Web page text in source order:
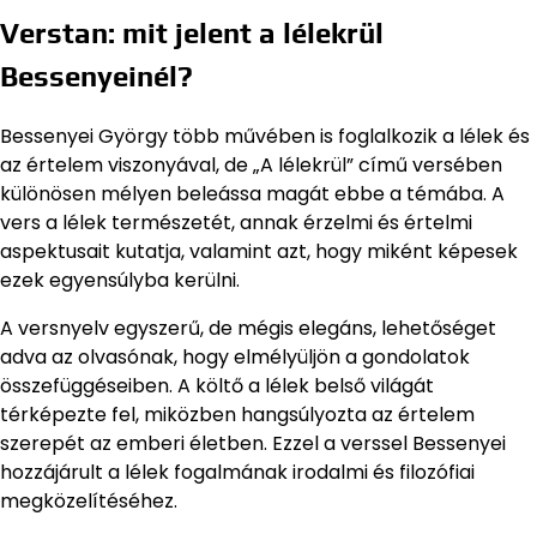
Verstan: mit jelent a lélekrül
Bessenyeinél?
Bessenyei György több művében is foglalkozik a lélek és
az értelem viszonyával, de „A lélekrül” című versében
különösen mélyen beleássa magát ebbe a témába. A
vers a lélek természetét, annak érzelmi és értelmi
aspektusait kutatja, valamint azt, hogy miként képesek
ezek egyensúlyba kerülni.
A versnyelv egyszerű, de mégis elegáns, lehetőséget
adva az olvasónak, hogy elmélyüljön a gondolatok
összefüggéseiben. A költő a lélek belső világát
térképezte fel, miközben hangsúlyozta az értelem
szerepét az emberi életben. Ezzel a verssel Bessenyei
hozzájárult a lélek fogalmának irodalmi és filozófiai
megközelítéséhez.